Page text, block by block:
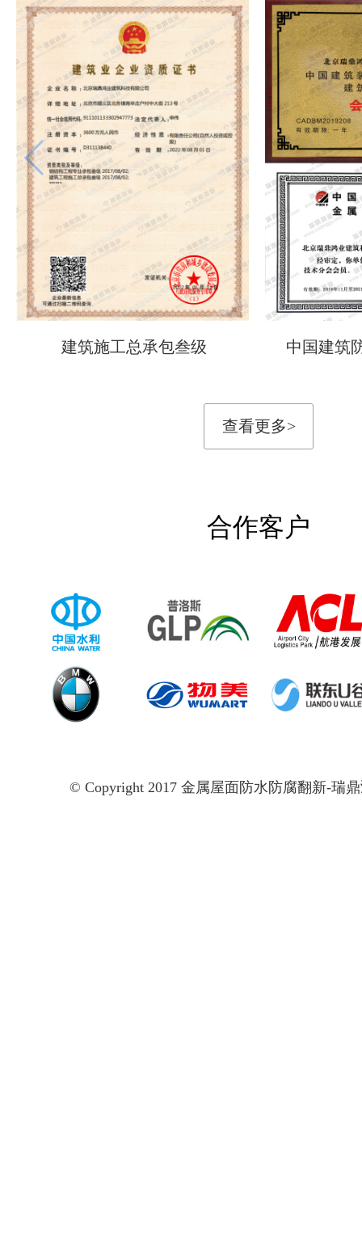
建筑施工总承包叁级 中国建筑
查看更多>
合作客户
© Copyright 2017 金属屋面防水防腐翻新-瑞